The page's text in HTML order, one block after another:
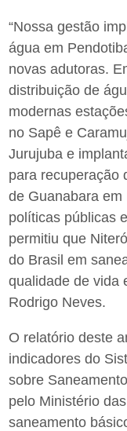
“Nossa gestão
água em
novas adutoras.
distribuição de
modernas
no Sapê e
Jurujuba e
para recuperação
de Guanabara em
políticas públicas
permitiu que
do Brasil em
qualidade de vida
Rodrigo Neves.
O relatório deste
indicadores do
sobre
pelo Ministério
saneamento